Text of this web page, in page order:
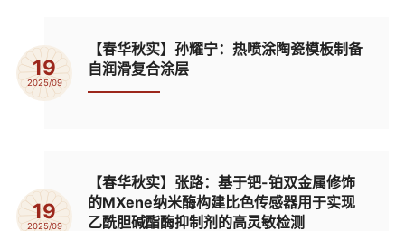
19
2025/09
【春华秋实】孙耀宁：热喷涂陶瓷模板制备
自润滑复合涂层
19
2025/09
【春华秋实】张路：基于钯-铂双金属修饰
的MXene纳米酶构建比色传感器用于实现
乙酰胆碱酯酶抑制剂的高灵敏检测